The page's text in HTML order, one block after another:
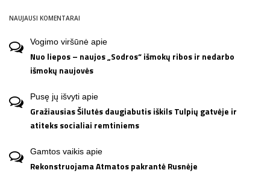
NAUJAUSI KOMENTARAI
Vogimo viršūnė apie
Nuo liepos – naujos „Sodros“ išmokų ribos ir nedarbo
išmokų naujovės
Pusę jų išvyti apie
Gražiausias Šilutės daugiabutis iškils Tulpių gatvėje ir
atiteks socialiai remtiniems
Gamtos vaikis apie
Rekonstruojama Atmatos pakrantė Rusnėje